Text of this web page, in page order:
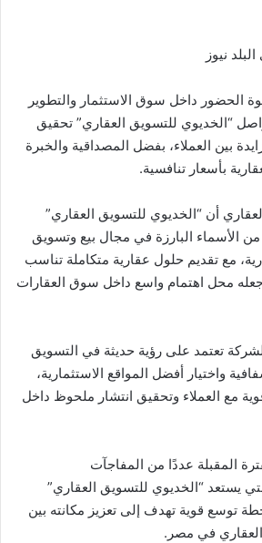
نيوز
الحضور داخل سوق الاستثمار والتطوير
“الخديوي للتسويق العقاري” تحقيق
بين العملاء، بفضل المصداقية والخبرة
بأسعار تنافسية.
أن “الخديوي للتسويق العقاري”
الأسماء البارزة في مجال بيع وتسويق
مع تقديم حلول عقارية متكاملة تناسب
محل اهتمام واسع داخل سوق العقارات
تعتمد على رؤية حديثة في التسويق
واختيار أفضل المواقع الاستثمارية،
مع العملاء وتحقيق انتشار ملحوظ داخل
المقبلة عددًا من المفاجآت
يستعد “الخديوي للتسويق العقاري”
توسع قوية تهدف إلى تعزيز مكانته بين
في مصر.